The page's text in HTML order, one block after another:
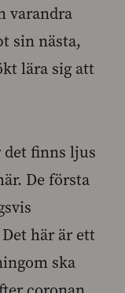
varandra
sin nästa,
lära sig att
finns ljus
De första
här är ett
ska